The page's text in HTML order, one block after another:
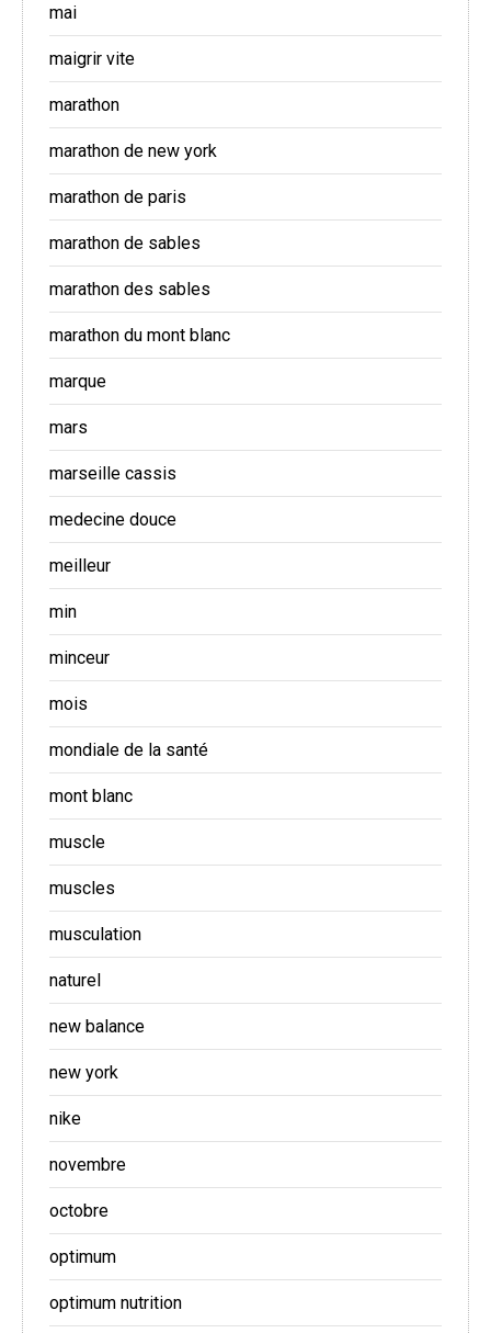
mai
maigrir vite
marathon
marathon de new york
marathon de paris
marathon de sables
marathon des sables
marathon du mont blanc
marque
mars
marseille cassis
medecine douce
meilleur
min
minceur
mois
mondiale de la santé
mont blanc
muscle
muscles
musculation
naturel
new balance
new york
nike
novembre
octobre
optimum
optimum nutrition